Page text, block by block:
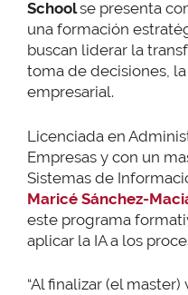
Schoolse presenta
una formación
buscan liderar la
toma de decisiones,
empresarial.
Licenciada en
Empresas y con un
Sistemas de
Maricé Sánchez-
este programa
aplicar la IA a los
“Al finalizar (el